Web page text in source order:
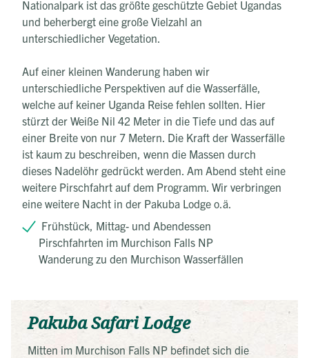
Nationalpark ist das größte geschützte Gebiet Ugandas
und beherbergt eine große Vielzahl an
unterschiedlicher Vegetation.
Auf einer kleinen Wanderung haben wir
unterschiedliche Perspektiven auf die Wasserfälle,
welche auf keiner Uganda Reise fehlen sollten. Hier
stürzt der Weiße Nil 42 Meter in die Tiefe und das auf
einer Breite von nur 7 Metern. Die Kraft der Wasserfälle
ist kaum zu beschreiben, wenn die Massen durch
dieses Nadelöhr gedrückt werden. Am Abend steht eine
weitere Pirschfahrt auf dem Programm. Wir verbringen
eine weitere Nacht in der Pakuba Lodge o.ä.
Frühstück, Mittag- und Abendessen
Pirschfahrten im Murchison Falls NP
Wanderung zu den Murchison Wasserfällen
Pakuba Safari Lodge
Mitten im Murchison Falls NP befindet sich die